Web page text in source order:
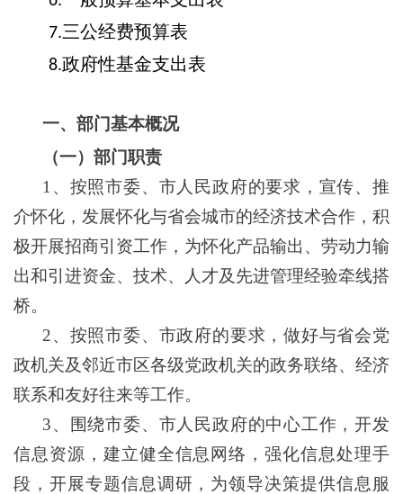
7.三公经费预算表
8.政府性基金支出表
一、部门基本概况
（一）部门职责
1、按照市委、市人民政府的要求，宣传、推
介怀化，发展怀化与省会城市的经济技术合作，积
极开展招商引资工作，为怀化产品输出、劳动力输
出和引进资金、技术、人才及先进管理经验牵线搭
桥。
2、按照市委、市政府的要求，做好与省会党
政机关及邻近市区各级党政机关的政务联络、经济
联系和友好往来等工作。
3、围绕市委、市人民政府的中心工作，开发
信息资源，建立健全信息网络，强化信息处理手
段，开展专题信息调研，为领导决策提供信息服